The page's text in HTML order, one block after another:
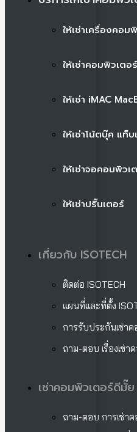
ให้เช่าเครื่องคอม
ให้เช่าคอมพิวเตอ
ให้เช่า iMAC
ให้เช่าโน้ตบุ๊ค แท็บ
ให้เช่าจอคอมพิวเ
ให้เช่าปริ๊นเตอร์
เกี่ยวกับ ISOTECH
ติดต่อ ISOTECH
แผนที่และที่ตั้ง
การรับประกันเช่าค
ถาม-ตอบ เรื่องเช่า
เช่าคอมพิวเตอร์ดีมั๊ย
ถาม-ตอบ การเช่า